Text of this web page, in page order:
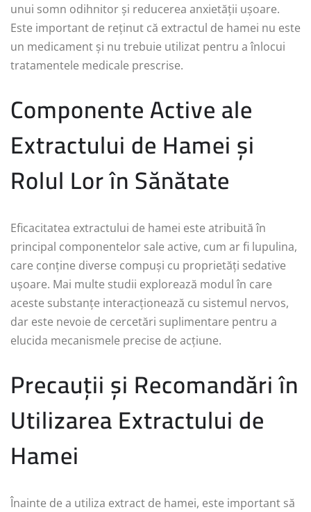
unui somn odihnitor și reducerea anxietății ușoare.
Este important de reținut că extractul de hamei nu este
un medicament și nu trebuie utilizat pentru a înlocui
tratamentele medicale prescrise.
Componente Active ale
Extractului de Hamei și
Rolul Lor în Sănătate
Eficacitatea extractului de hamei este atribuită în
principal componentelor sale active, cum ar fi lupulina,
care conține diverse compuși cu proprietăți sedative
ușoare. Mai multe studii explorează modul în care
aceste substanțe interacționează cu sistemul nervos,
dar este nevoie de cercetări suplimentare pentru a
elucida mecanismele precise de acțiune.
Precauții și Recomandări în
Utilizarea Extractului de
Hamei
Înainte de a utiliza extract de hamei, este important să